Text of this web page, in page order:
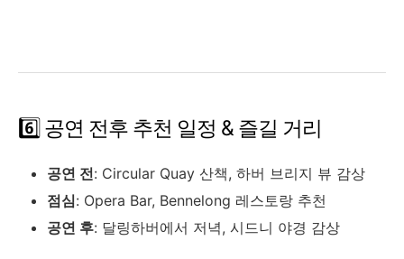
6️⃣ 공연 전후 추천 일정 & 즐길 거리
공연 전: Circular Quay 산책, 하버 브리지 뷰 감상
점심: Opera Bar, Bennelong 레스토랑 추천
공연 후: 달링하버에서 저녁, 시드니 야경 감상